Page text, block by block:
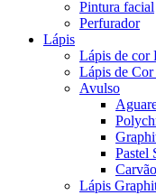
Pintura facial
Perfurador
Lápis
Lápis de cor
Lápis de
Avulso
Pastel
Carvão
Lápis